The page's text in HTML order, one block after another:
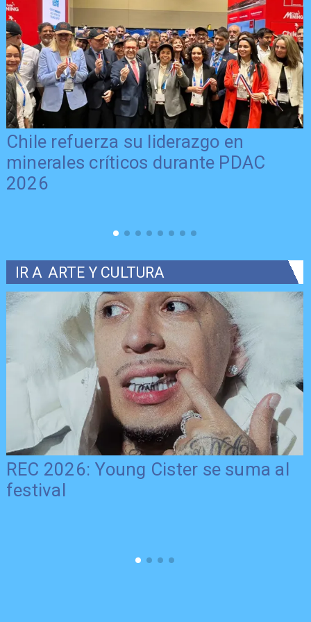
Chile refuerza su liderazgo en
minerales críticos durante PDAC
2026
IR A ARTE Y CULTURA
REC 2026: Young Cister se suma al
festival